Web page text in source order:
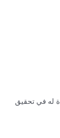
له في تحقيق